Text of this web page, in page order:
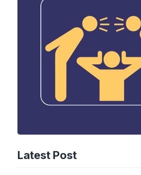
Latest Post